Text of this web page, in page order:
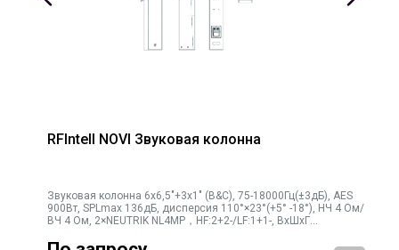
RFIntell NOVI Звуковая колонна
Звуковая колонна 6х6,5"+3х1" (B&C), 75-18000Гц(±3дБ), AES
900Вт, SPLmax 136дБ, дисперсия 110°×23°(+5° -18°), НЧ 4 Ом/
ВЧ 4 Ом, 2×NEUTRIK NL4MP，HF:2+2-/LF:1+1-, ВхШхГ